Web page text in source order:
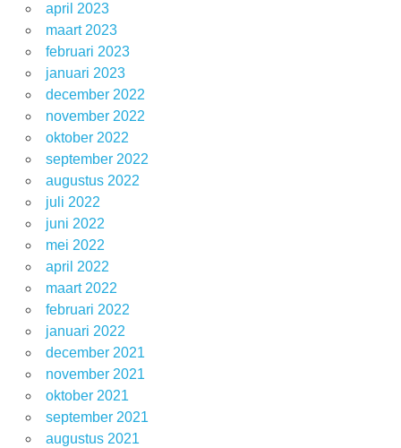
april 2023
maart 2023
februari 2023
januari 2023
december 2022
november 2022
oktober 2022
september 2022
augustus 2022
juli 2022
juni 2022
mei 2022
april 2022
maart 2022
februari 2022
januari 2022
december 2021
november 2021
oktober 2021
september 2021
augustus 2021